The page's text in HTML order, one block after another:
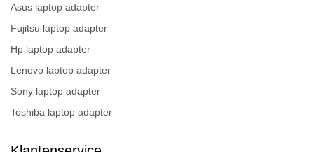
Asus laptop adapter
Fujitsu laptop adapter
Hp laptop adapter
Lenovo laptop adapter
Sony laptop adapter
Toshiba laptop adapter